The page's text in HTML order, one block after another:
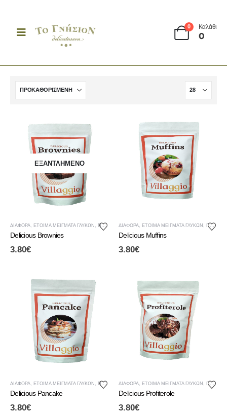
0 Καλάθι
0
ΕΞΑΝΤΛΗΜΈΝΟ
ΔΙΆΦΟΡΑ ΈΤΟΙΜΑ ΜΕΊΓΜΑΤΑ ΓΛΥΚΏΝ ΠΡΩΙΝΟ
Delicious Brownies
3.80€
ΔΙΆΦΟΡΑ ΈΤΟΙΜΑ ΜΕΊΓΜΑΤΑ ΓΛΥΚΏΝ ΠΡΩΙΝΟ
Delicious Muffins
3.80€
ΔΙΆΦΟΡΑ ΈΤΟΙΜΑ ΜΕΊΓΜΑΤΑ ΓΛΥΚΏΝ ΠΡΩΙΝΟ
Delicious Pancake
3.80€
ΔΙΆΦΟΡΑ ΈΤΟΙΜΑ ΜΕΊΓΜΑΤΑ ΓΛΥΚΏΝ ΠΡΩΙΝΟ
Delicious Profiterole
3.80€